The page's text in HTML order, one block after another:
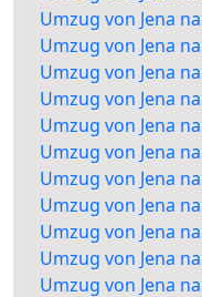
Umzug von Jena
Umzug von Jena
Umzug von Jena
Umzug von Jena
Umzug von Jena
Umzug von Jena
Umzug von Jena
Umzug von Jena
Umzug von Jena
Umzug von Jena
Umzug von Jena